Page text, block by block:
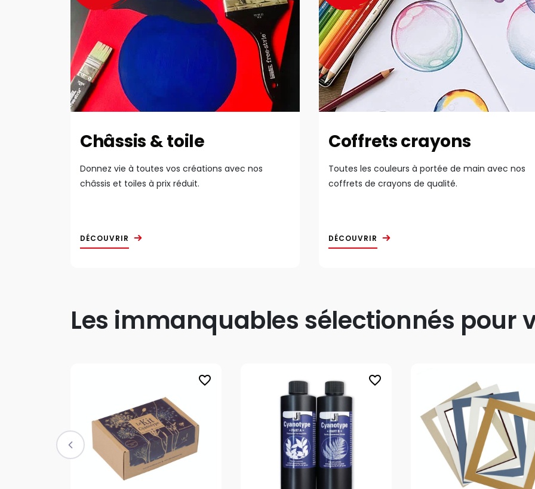
Châssis & toile
Donnez vie à toutes vos créations avec nos
châssis et toiles à prix réduit.
DÉCOUVRIR
Coffrets crayons
Toutes les couleurs à portée de main avec nos
coffrets de crayons de qualité.
DÉCOUVRIR
Les immanquables sélectionnés pour
favorite_border favorite_border